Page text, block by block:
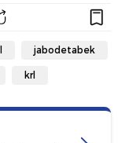
jabodetabek
krl